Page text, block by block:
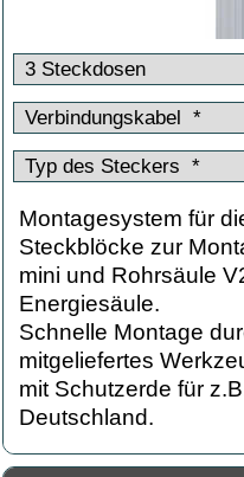
Montagesystem für
Steckblöcke zur
mini und Rohrsäule
Energiesäule.
Schnelle Montage
mitgeliefertes
mit Schutzerde für
Deutschland.